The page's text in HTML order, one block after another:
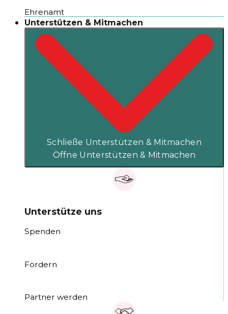
Ehrenamt
Unterstützen & Mitmachen
Schließe Unterstützen & Mitmachen
Öffne Unterstützen & Mitmachen
Unterstütze uns
Spenden
Fördern
Partner werden